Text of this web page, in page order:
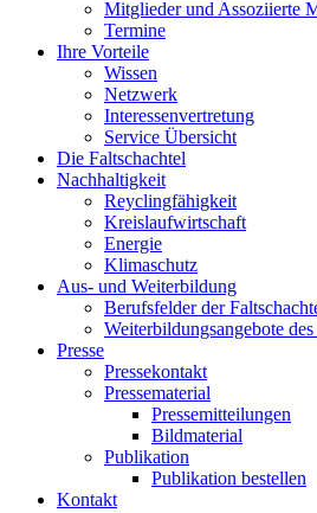
Mitglieder und Assoziierte
Termine
Ihre Vorteile
Wissen
Netzwerk
Interessenvertretung
Service Übersicht
Die Faltschachtel
Nachhaltigkeit
Reyclingfähigkeit
Kreislaufwirtschaft
Energie
Klimaschutz
Aus- und Weiterbildung
Berufsfelder der
Weiterbildungsangebote
Presse
Pressekontakt
Pressematerial
Pressemitteilungen
Bildmaterial
Publikation
Publikation bestellen
Kontakt